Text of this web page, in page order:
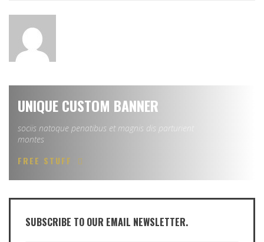
UNIQUE CUSTOM BANNER
sociis natoque penatibus et magnis dis parturient
montes
FREE STUFF
SUBSCRIBE TO OUR EMAIL NEWSLETTER.